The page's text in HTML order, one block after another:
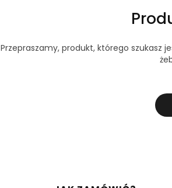
Przepraszamy, produkt, którego szukasz